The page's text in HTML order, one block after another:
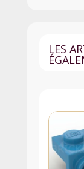
LES